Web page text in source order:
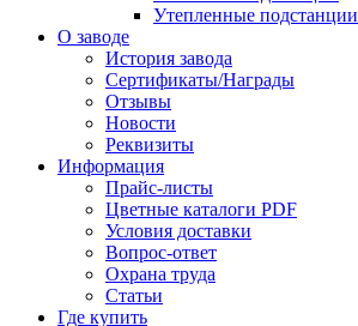
Утепленные подстанции
О заводе
История завода
Сертификаты/Награды
Отзывы
Новости
Реквизиты
Информация
Прайс-листы
Цветные каталоги PDF
Условия доставки
Вопрос-ответ
Охрана труда
Статьи
Где купить